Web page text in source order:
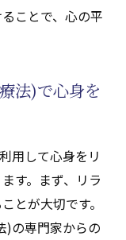
ことで、心の平
法)で心身を
用して心身をリ
す。まず、リラ
とが大切です。
)の専門家からの